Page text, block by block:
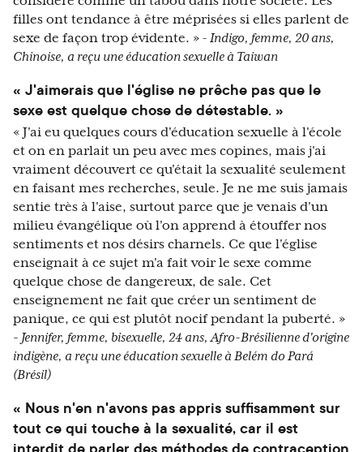
filles ont tendance à être méprisées si elles parlent de
sexe de façon trop évidente. » - Indigo, femme, 20 ans,
Chinoise, a reçu une éducation sexuelle à Taiwan
« J'aimerais que l'église ne prêche pas que le
sexe est quelque chose de détestable. »
« J'ai eu quelques cours d'éducation sexuelle à l'école
et on en parlait un peu avec mes copines, mais j'ai
vraiment découvert ce qu'était la sexualité seulement
en faisant mes recherches, seule. Je ne me suis jamais
sentie très à l'aise, surtout parce que je venais d'un
milieu évangélique où l'on apprend à étouffer nos
sentiments et nos désirs charnels. Ce que l'église
enseignait à ce sujet m'a fait voir le sexe comme
quelque chose de dangereux, de sale. Cet
enseignement ne fait que créer un sentiment de
panique, ce qui est plutôt nocif pendant la puberté. »
- Jennifer, femme, bisexuelle, 24 ans, Afro-Brésilienne d'origine
indigène, a reçu une éducation sexuelle à Belém do Pará
(Brésil)
« Nous n'en n'avons pas appris suffisamment sur
tout ce qui touche à la sexualité, car il est